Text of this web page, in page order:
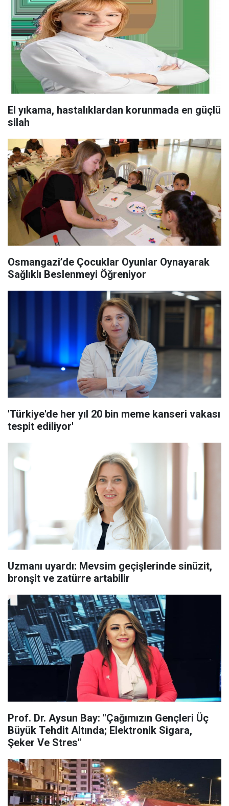
El yıkama, hastalıklardan korunmada en güçlü
silah
Osmangazi’de Çocuklar Oyunlar Oynayarak
Sağlıklı Beslenmeyi Öğreniyor
'Türkiye'de her yıl 20 bin meme kanseri vakası
tespit ediliyor'
Uzmanı uyardı: Mevsim geçişlerinde sinüzit,
bronşit ve zatürre artabilir
Prof. Dr. Aysun Bay: "Çağımızın Gençleri Üç
Büyük Tehdit Altında; Elektronik Sigara,
Şeker Ve Stres"